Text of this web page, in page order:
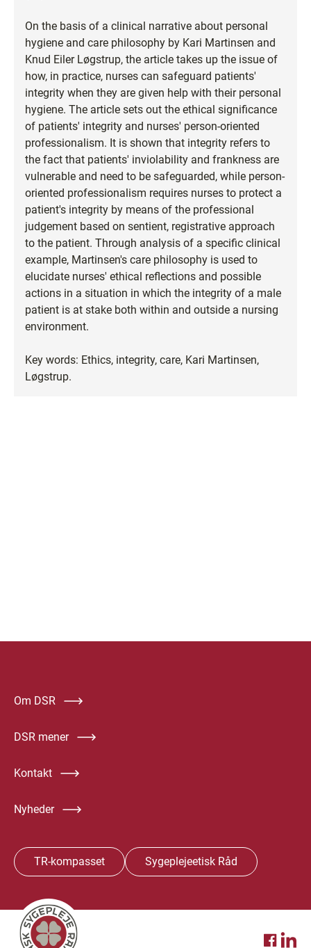
On the basis of a clinical narrative about personal
hygiene and care philosophy by Kari Martinsen and
Knud Eiler Løgstrup, the article takes up the issue of
how, in practice, nurses can safeguard patients'
integrity when they are given help with their personal
hygiene. The article sets out the ethical significance
of patients' integrity and nurses' person-oriented
professionalism. It is shown that integrity refers to
the fact that patients' inviolability and frankness are
vulnerable and need to be safeguarded, while person-
oriented professionalism requires nurses to protect a
patient's integrity by means of the professional
judgement based on sentient, registrative approach
to the patient. Through analysis of a specific clinical
example, Martinsen's care philosophy is used to
elucidate nurses' ethical reflections and possible
actions in a situation in which the integrity of a male
patient is at stake both within and outside a nursing
environment.
Key words: Ethics, integrity, care, Kari Martinsen,
Løgstrup.
Om DSR
DSR mener
Kontakt
Nyheder
TR-kompasset Sygeplejeetisk Råd